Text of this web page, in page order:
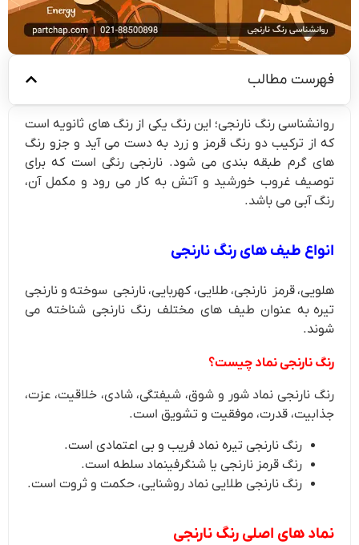
فهرست مطالب
روانشناسی رنگ نارنجی؛ این رنگ یکی از رنگ های ثانویه است
که از ترکیب دو رنگ قرمز و زرد به دست می آید و جزو رنگ
های گرم طبقه بندی می شود. نارنجی رنگی است که برای
توصیف غروب خورشید و آتش به کار می رود و مکمل آن،
رنگ آبی می باشد.
انواع طیف های رنگ نارنجی
هلویی، قرمز نارنجی، طلایی، کهربایی، نارنجی سوخته و نارنجی
تیره به عنوان طیف های مختلف رنگ نارنجی شناخته می
شوند.
رنگ نارنجی نماد چیست؟
رنگ نارنجی نماد شور و شوق، شیفتگی، شادی، خلاقیت، عزت،
جذابیت، قدرت، موفقیت و تشویق است.
رنگ نارنجی تیره نماد فریب و بی اعتمادی است.
رنگ قرمز نارنجی یا شنگرفینماد سلطه است.
رنگ نارنجی طلایی نماد روشنایی، حکمت و ثروت است.
نماد های اصلی رنگ نارنجی